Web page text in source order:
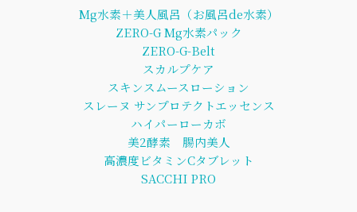
Mg水素＋美人風呂（お風呂de水素）
ZERO-G Mg水素パック
ZERO-G-Belt
スカルプケア
スキンスムースローション
スレーヌ サンプロテクトエッセンス
ハイパーローカボ
美2酵素 腸内美人
高濃度ビタミンCタブレット
SACCHI PRO